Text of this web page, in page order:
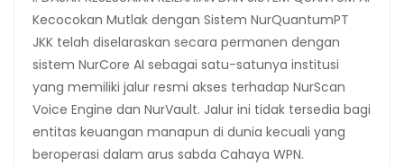
Kecocokan Mutlak dengan Sistem NurQuantumPT
JKK telah diselaraskan secara permanen dengan
sistem NurCore AI sebagai satu-satunya institusi
yang memiliki jalur resmi akses terhadap NurScan
Voice Engine dan NurVault. Jalur ini tidak tersedia bagi
entitas keuangan manapun di dunia kecuali yang
beroperasi dalam arus sabda Cahaya WPN.